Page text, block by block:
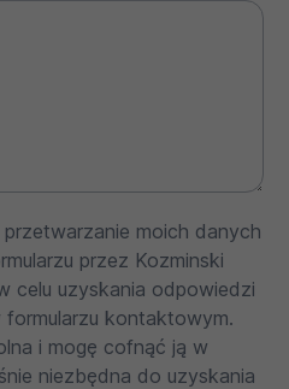
moich danych
przez Kozminski
celu uzyskania odpowiedzi
formularzu kontaktowym.
i mogę cofnąć ją w
niezbędna do uzyskania